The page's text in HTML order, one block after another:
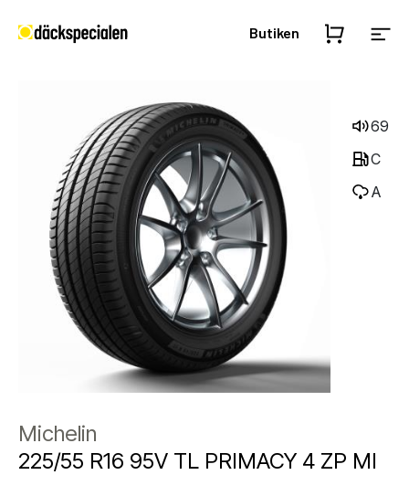
Butiken
69
C
A
Michelin
225/55 R16 95V TL PRIMACY 4 ZP MI